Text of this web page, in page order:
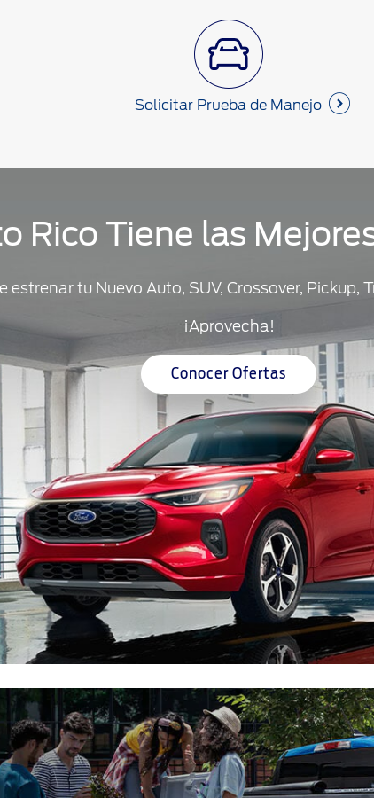
Solicitar Prueba de Manejo
Rico Tiene las
estrenar tu Nuevo Auto, SUV, Crossover, Pickup,
¡Aprovecha!
Conocer Ofertas